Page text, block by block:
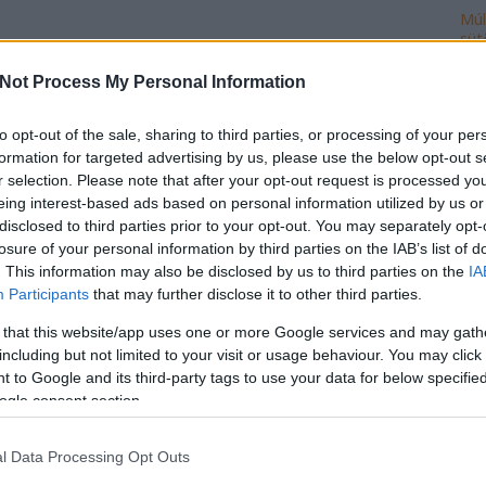
Process My Personal Information
opt-out of the sale, sharing to third parties, or processing of your
for targeted advertising by us, please use the below opt-out
selection. Please note that after your opt-out request is processed
interest-based ads based on personal information utilized by us
to third parties prior to your opt-out. You may separately
of your personal information by third parties on the IAB’s list of
This information may also be disclosed by us to third parties on the
Participants that may further disclose it to other third parties.
that this website/app uses one or more Google services and may
but not limited to your visit or usage behaviour. You may
to Google and its third-party tags to use your data for below
consent section.
Data Processing Opt Outs
lenni, azt mondanám, hogy az öreg
elment a maradék esze is! Persze nem akarok
megint bele akar ugatni a mindennapi életünkbe,
mit…
TOVÁBB
Szólj hozzá!
harrach péter vasárnapi nyitvatartás